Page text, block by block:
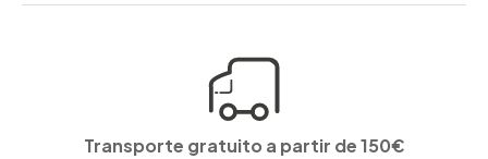
Transporte gratuito a partir de 150€